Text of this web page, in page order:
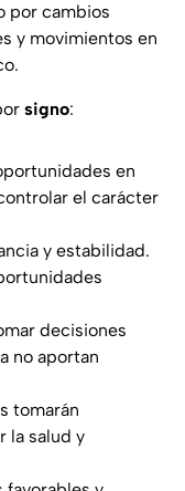
por cambios
y movimientos en
signo:
en
el carácter
y estabilidad.
decisiones
no aportan
tomarán
la salud y